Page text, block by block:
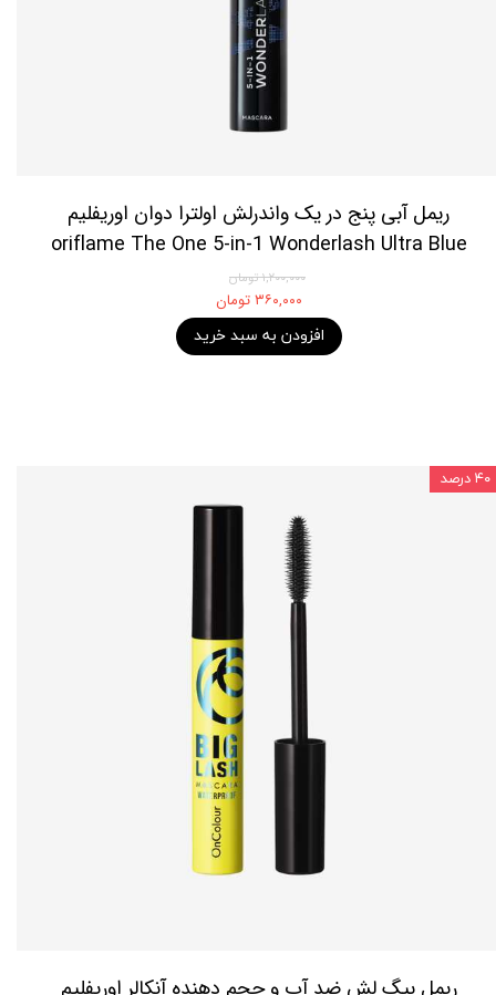
ریمل آبی پنج در یک واندرلش اولترا دوان اوریفلیم
oriflame The One 5-in-1 Wonderlash Ultra Blue
۱,۲۰۰,۰۰۰ تومان
۳۶۰,۰۰۰ تومان
افزودن به سبد خرید
ریمل بیگ لش ضد آب و حجم دهنده آنکالر اوریفلیم
۴۰ درصد